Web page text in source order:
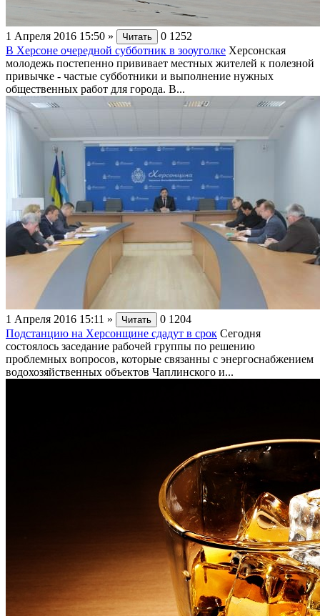
1 Апреля 2016 15:50 » Читать 0 1252
В Херсоне очередной субботник в зооуголке Херсонская
молодежь постепенно прививает местных жителей к полезной
привычке - частые субботники и выполнение нужных
общественных работ для города. В...
1 Апреля 2016 15:11 » Читать 0 1204
Подстанцию на Херсонщине сдадут в срок Сегодня
состоялось заседание рабочей группы по решению
проблемных вопросов, которые связанны с энергоснабжением
водохозяйственных объектов Чаплинского и...